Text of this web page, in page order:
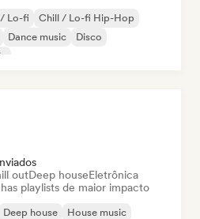
Lo-fi
Chill / Lo-fi Hip-Hop
Dance music
Disco
outDeep houseEletrônica
playlists de maior impacto
Deep house
House music